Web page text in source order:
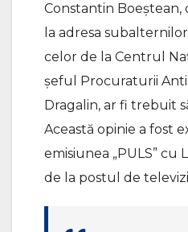
Constantin
la adresa
celor de la Centrul
șeful Procuraturii
Dragalin, ar fi trebuit
Această opinie a fost
emisiunea „PULS” cu
de la postul de